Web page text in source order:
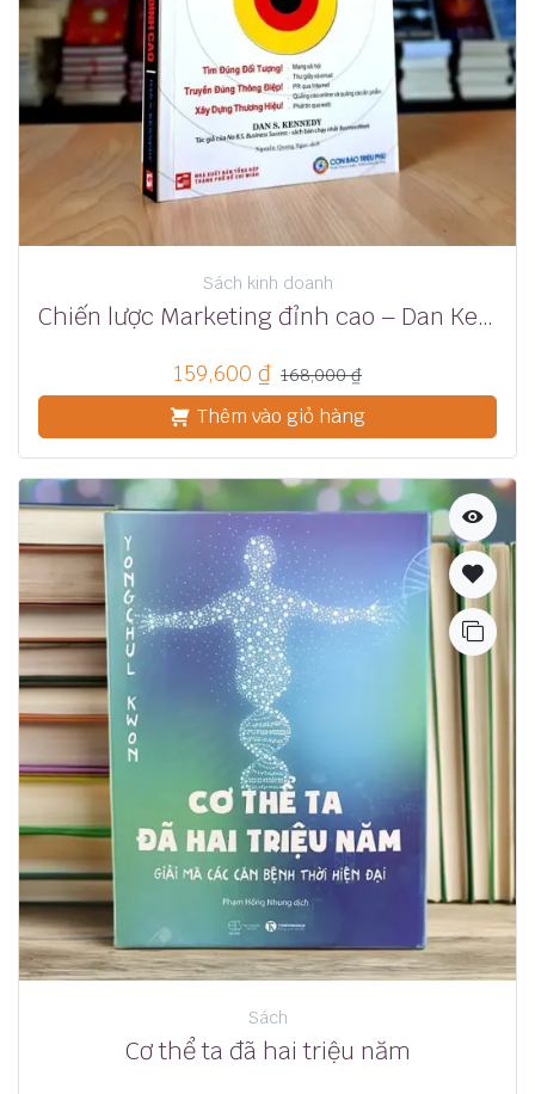
Sách kinh doanh
Chiến lược Marketing đỉnh cao – Dan Kennedy
159,600 ₫ 168,000₫
Thêm vào giỏ hàng
Sách
Cơ thể ta đã hai triệu năm